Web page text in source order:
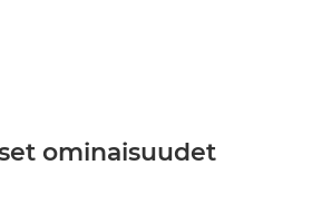
ominaisuudet